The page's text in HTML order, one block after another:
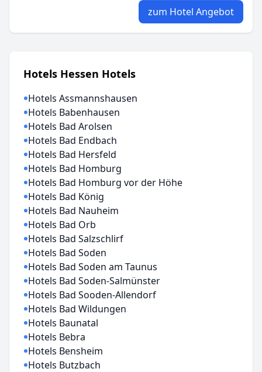
zum Hotel Angebot
Hotels Hessen Hotels
Hotels Assmannshausen
Hotels Babenhausen
Hotels Bad Arolsen
Hotels Bad Endbach
Hotels Bad Hersfeld
Hotels Bad Homburg
Hotels Bad Homburg vor der Höhe
Hotels Bad König
Hotels Bad Nauheim
Hotels Bad Orb
Hotels Bad Salzschlirf
Hotels Bad Soden
Hotels Bad Soden am Taunus
Hotels Bad Soden-Salmünster
Hotels Bad Sooden-Allendorf
Hotels Bad Wildungen
Hotels Baunatal
Hotels Bebra
Hotels Bensheim
Hotels Butzbach